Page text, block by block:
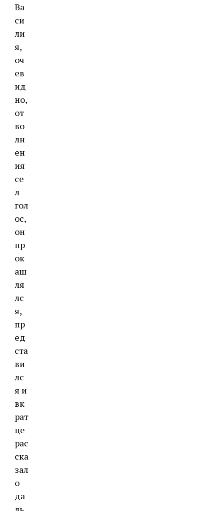
Ва
си
ли
я,
оч
ев
ид
но,
от
во
лн
ен
ия
се
л
гол
ос,
он
пр
ок
аш
ля
лс
я,
пр
ед
ста
ви
лс
я и
вк
рат
це
рас
ска
зал
о
да